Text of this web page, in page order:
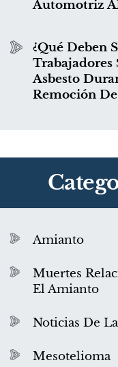
Automotriz Al
¿Qué Deben
Trabajadores
Asbesto
Remoción De
Amianto
Muertes
El Amianto
Noticias De
Mesotelioma